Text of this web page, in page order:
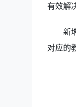
有效解
新
对应的